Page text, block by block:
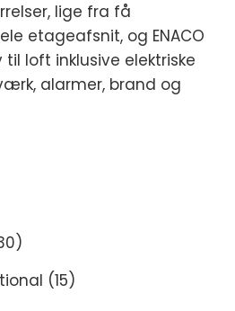
lige fra få
etageafsnit, og ENACO
loft inklusive elektriske
alarmer, brand og
(15)